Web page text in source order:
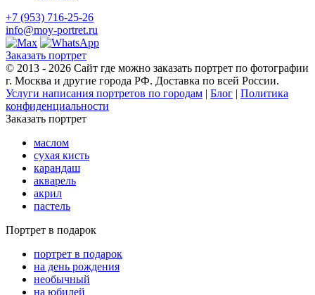
+7 (953) 716-25-26
info@moy-portret.ru
Заказать портрет
© 2013 - 2026 Сайт где можно заказать портрет по фотографии
г. Москва и другие города РФ. Доставка по всей России.
Услуги написания портретов по городам | Блог | Политика
конфиденциальности
Заказать портрет
маслом
сухая кисть
карандаш
акварель
акрил
пастель
Портрет в подарок
портрет в подарок
на день рождения
необычный
на юбилей